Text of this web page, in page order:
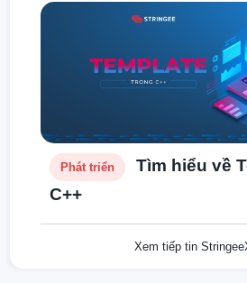
Phát triển
Tìm hiểu về
C++
Xem tiếp tin